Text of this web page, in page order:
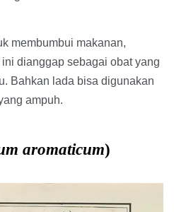
membumbui makanan,
dianggap sebagai obat yang
Bahkan lada bisa digunakan
ampuh.
aromaticum)